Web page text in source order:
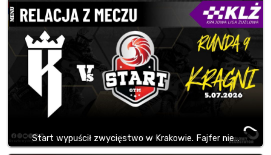
Start wypuścił zwycięstwo w Krakowie. Fajfer nie…